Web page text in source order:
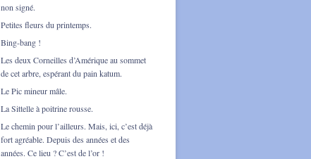
non signé.
Petites fleurs du printemps.
Bing-bang !
Les deux Corneilles d’Amérique au sommet
de cet arbre, espérant du pain katum.
Le Pic mineur mâle.
La Sittelle à poitrine rousse.
Le chemin pour l’ailleurs. Mais, ici, c’est déjà
fort agréable. Depuis des années et des
années. Ce lieu ? C’est de l’or !